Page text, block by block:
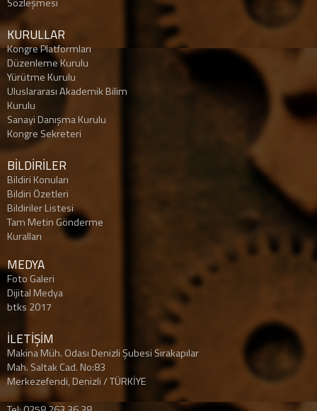
KURULLAR
Kongre Platformları
Düzenleme Kurulu
Yürütme Kurulu
Uluslararası Akademik Bilim
Kurulu
Sanayi Danışma Kurulu
Kongre Sekreteri
BİLDİRİLER
Bildiri Konuları
Bildiri Özetleri
Bildiriler Listesi
Tam Metin Gönderme
Kuralları
MEDYA
Foto Galeri
Dijital Medya
btks 2017
İLETİŞİM
Makina Müh. Odası Denizli Şubesi Sırakapılar
Mah. Saltak Cad. No:83
Merkezefendi, Denizli / TÜRKİYE